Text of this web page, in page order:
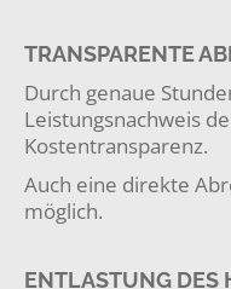
TRANSPARENTE
Durch genaue
Leistungsnachweis
Kostentransparenz.
Auch eine direkte
möglich.
ENTLASTUNG DES